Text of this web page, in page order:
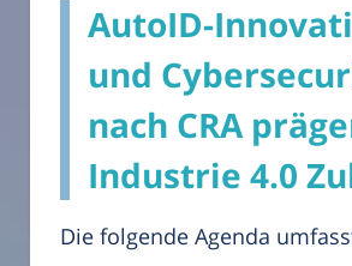
AutoID-
und
nach CRA
Industrie 4.0
Die folgende Agenda